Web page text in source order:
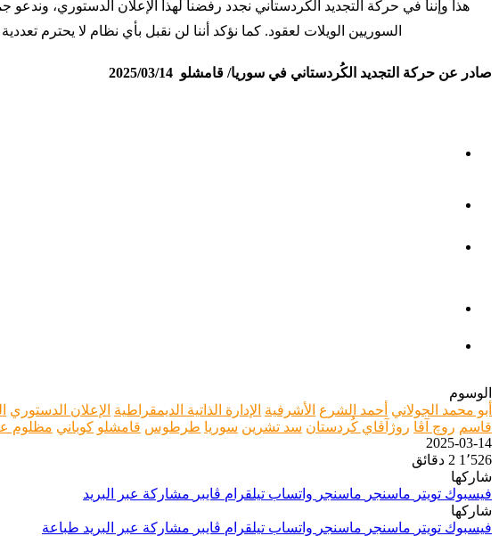
هذا وإننا في حركة التجديد الكُردستاني نجدد رفضنا لهذا الإعلان الدستوري، وندعو
السوريين الويلات لعقود. كما نؤكد أننا لن نقبل بأي نظام لا يحترم
صادر عن حركة التجديد الكُردستاني في سوريا/ قامشلو 2025/03/14
الوسوم
أبو محمد الجولاني أحمد الشرع الأشرفية الإدارة الذاتية الديمقراطية الإعلان الدستوري
قاسم روچ آڤا روژآڤاي كُردستان سد تشرين سوريا طرطوس قامشلو كوباني مظلوم
2025-03-14
1٬526 2 دقائق
شاركها
فيسبوك تويتر ماسنجر ماسنجر واتساب تيلقرام ڤايبر مشاركة عبر البريد
شاركها
فيسبوك تويتر ماسنجر ماسنجر واتساب تيلقرام ڤايبر مشاركة عبر البريد طباعة